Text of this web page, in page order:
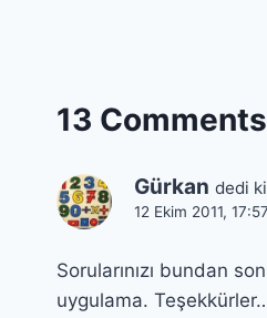
13 Comments
Gürkan dedi
12 Ekim 2011, 17:57
Sorularınızı bundan
uygulama.